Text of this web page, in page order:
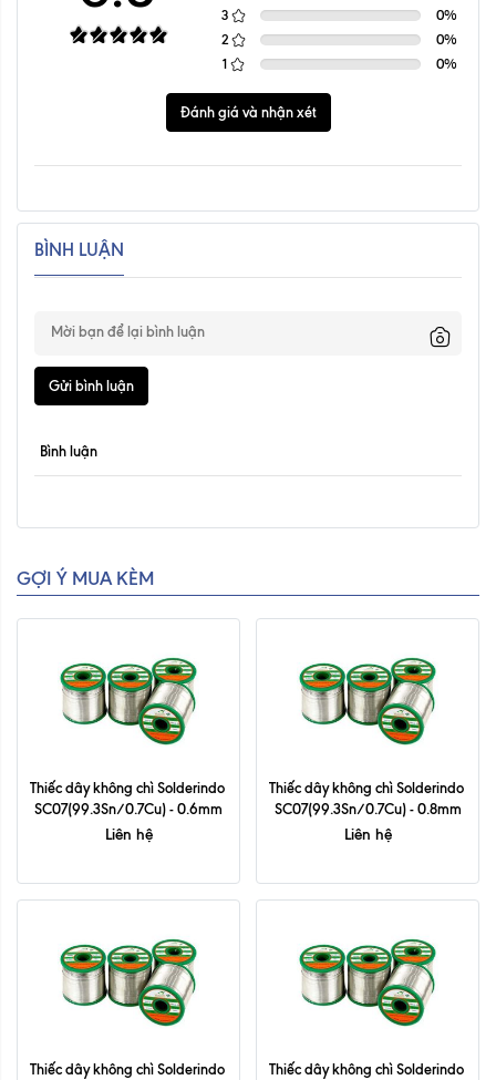
3 0%
2
0%
1
0%
Đánh giá và nhận xét
BÌNH LUẬN
Gửi bình luận
Bình luận
GỢI Ý MUA KÈM
Thiếc dây không chì Solderindo
SC07(99.3Sn/0.7Cu) - 0.6mm
Liên hệ
Thiếc dây không chì Solderindo
SC07(99.3Sn/0.7Cu) - 0.8mm
Liên hệ
Thiếc dây không chì Solderindo
Thiếc dây không chì Solderindo